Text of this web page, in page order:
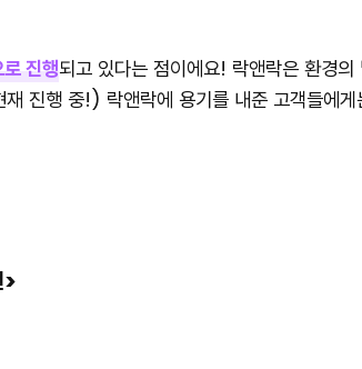
진행되고 있다는 점이에요! 락앤락은 환경
진행 중!) 락앤락에 용기를 내준 고객들에